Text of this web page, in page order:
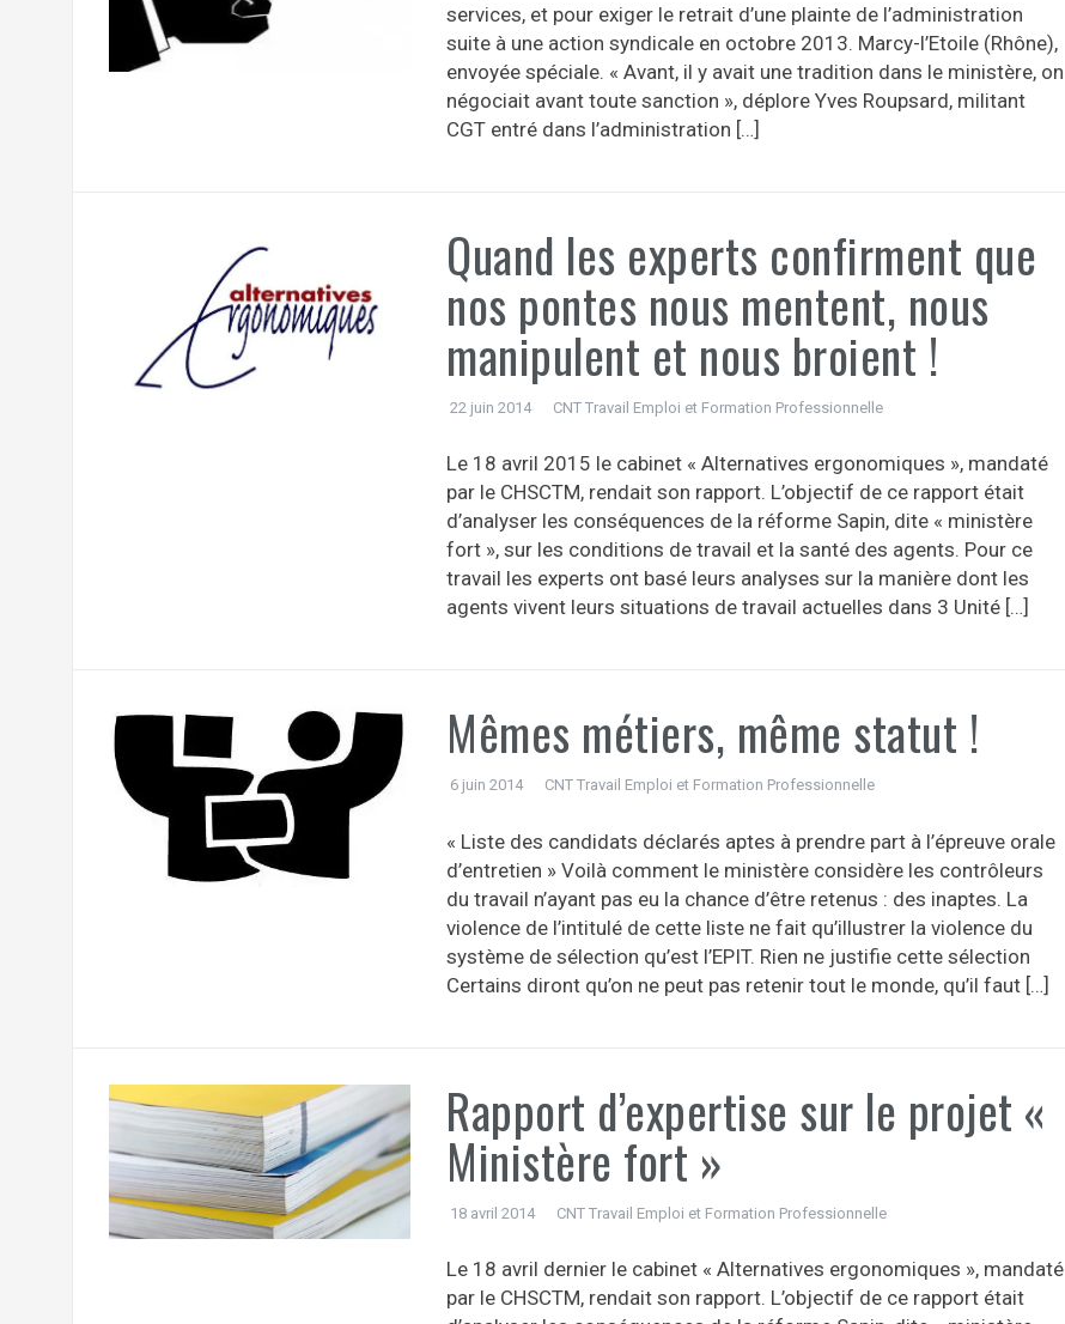
services, et pour exiger le retrait d’une plainte de l’administration
suite à une action syndicale en octobre 2013. Marcy-l’Etoile (Rhône),
envoyée spéciale. « Avant, il y avait une tradition dans le ministère, on
négociait avant toute sanction », déplore Yves Roupsard, militant
CGT entré dans l’administration […]
Quand les experts confirment que
nos pontes nous mentent, nous
manipulent et nous broient !
22 juin 2014 CNT Travail Emploi et Formation Professionnelle
Le 18 avril 2015 le cabinet « Alternatives ergonomiques », mandaté
par le CHSCTM, rendait son rapport. L’objectif de ce rapport était
d’analyser les conséquences de la réforme Sapin, dite « ministère
fort », sur les conditions de travail et la santé des agents. Pour ce
travail les experts ont basé leurs analyses sur la manière dont les
agents vivent leurs situations de travail actuelles dans 3 Unité […]
Mêmes métiers, même statut !
6 juin 2014 CNT Travail Emploi et Formation Professionnelle
« Liste des candidats déclarés aptes à prendre part à l’épreuve orale
d’entretien » Voilà comment le ministère considère les contrôleurs
du travail n’ayant pas eu la chance d’être retenus : des inaptes. La
violence de l’intitulé de cette liste ne fait qu’illustrer la violence du
système de sélection qu’est l’EPIT. Rien ne justifie cette sélection
Certains diront qu’on ne peut pas retenir tout le monde, qu’il faut […]
Rapport d’expertise sur le projet «
Ministère fort »
18 avril 2014 CNT Travail Emploi et Formation Professionnelle
Le 18 avril dernier le cabinet « Alternatives ergonomiques », mandaté
par le CHSCTM, rendait son rapport. L’objectif de ce rapport était